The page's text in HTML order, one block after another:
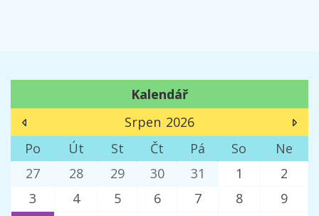
Kalendář
Srpen 2026
Po
Út St Čt Pá So
Ne
27
28 29 30 31 1
2
3
4 5 6 7 8
9